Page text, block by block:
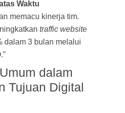
Waktu
memacu kinerja tim.
traffic website
dalam 3 bulan melalui
dalam
Tujuan Digital